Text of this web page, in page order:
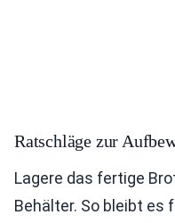
Ratschläge zur
Lagere das fertige
Behälter. So bleibt es